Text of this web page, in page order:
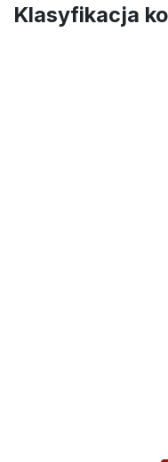
Klasyfikacja